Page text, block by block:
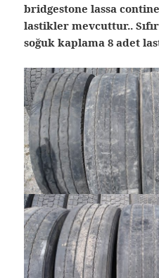
bridgestone lassa
lastikler mevcuttur..
soğuk kaplama 8 adet